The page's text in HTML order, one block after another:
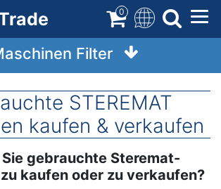
0
Filter
STEREMAT
kaufen & verkaufen
Sie gebrauchte Steremat-
kaufen oder zu verkaufen?